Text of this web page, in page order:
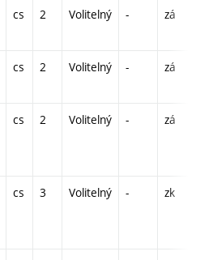
cs 2 Volitelný - zá
cs 2 Volitelný - zá
cs 2 Volitelný - zá
cs 3 Volitelný - zk